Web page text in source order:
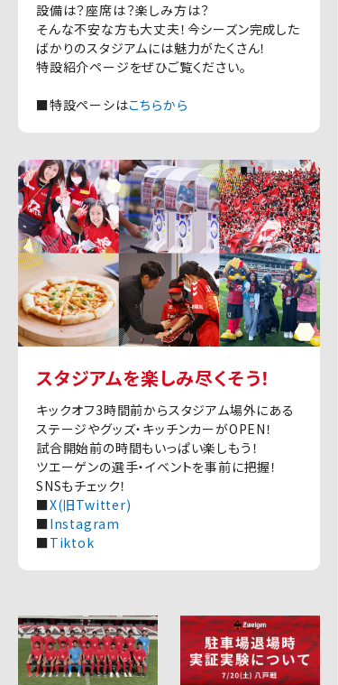
設備は？座席は？楽しみ方は？
そんな不安な方も大丈夫！今シーズン完成した
ばかりのスタジアムには魅力がたくさん！
特設紹介ページをぜひご覧ください。
■特設ペーシはこちらから
スタジアムを楽しみ尽くそう！
キックオフ3時間前からスタジアム場外にある
ステージやグッズ・キッチンカーがOPEN！
試合開始前の時間もいっぱい楽しもう！
ツエーゲンの選手・イベントを事前に把握！
SNSもチェック！
■X(旧Twitter)
■Instagram
■Tiktok